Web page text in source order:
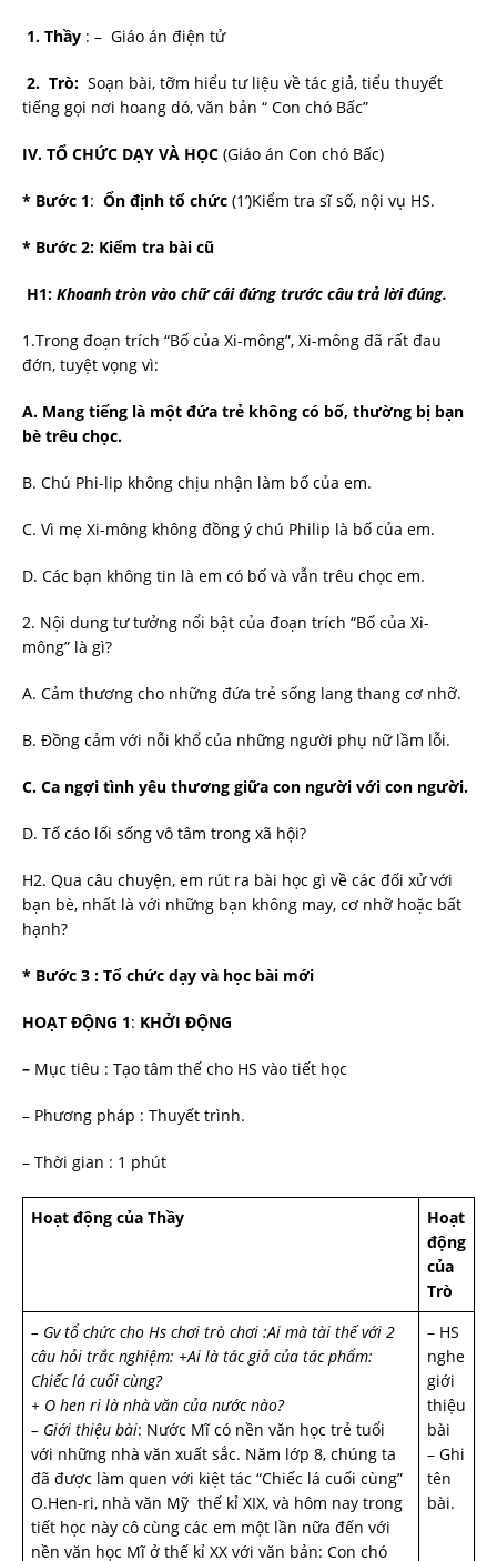
1. Thầy : – Giáo án điện tử
2. Trò: Soạn bài, tỡm hiểu tư liệu về tác giả, tiểu thuyết
tiếng gọi nơi hoang dó, văn bản “ Con chó Bấc”
IV. TỔ CHỨC DẠY VÀ HỌC (Giáo án Con chó Bấc)
* Bước 1: Ổn định tổ chức (1’)Kiểm tra sĩ số, nội vụ HS.
* Bước 2: Kiểm tra bài cũ
H1: Khoanh tròn vào chữ cái đứng trước câu trả lời đúng.
1.Trong đoạn trích “Bố của Xi-mông”, Xi-mông đã rất đau
đớn, tuyệt vọng vì:
A. Mang tiếng là một đứa trẻ không có bố, thường bị bạn
bè trêu chọc.
B. Chú Phi-lip không chịu nhận làm bố của em.
C. Vì mẹ Xi-mông không đồng ý chú Philip là bố của em.
D. Các bạn không tin là em có bố và vẫn trêu chọc em.
2. Nội dung tư tưởng nổi bật của đoạn trích “Bố của Xi-
mông” là gì?
A. Cảm thương cho những đứa trẻ sống lang thang cơ nhỡ.
B. Đồng cảm với nỗi khổ của những người phụ nữ lầm lỗi.
C. Ca ngợi tình yêu thương giữa con người với con người.
D. Tố cáo lối sống vô tâm trong xã hội?
H2. Qua câu chuyện, em rút ra bài học gì về các đối xử với
bạn bè, nhất là với những bạn không may, cơ nhỡ hoặc bất
hạnh?
* Bước 3 : Tổ chức dạy và học bài mới
HOẠT ĐỘNG 1: KHỞI ĐỘNG
– Mục tiêu : Tạo tâm thế cho HS vào tiết học
– Phương pháp : Thuyết trình.
– Thời gian : 1 phút
Hoạt động của Thầy
Hoạt
động
của
Trò
– Gv tổ chức cho Hs chơi trò chơi :Ai mà tài thế với 2
câu hỏi trắc nghiệm: +Ai là tác giả của tác phẩm:
Chiếc lá cuối cùng?
+ O hen ri là nhà văn của nước nào?
– Giới thiệu bài: Nước Mĩ có nền văn học trẻ tuổi
với những nhà văn xuất sắc. Năm lớp 8, chúng ta
đã được làm quen với kiệt tác “Chiếc lá cuối cùng”
O.Hen-ri, nhà văn Mỹ thế kỉ XIX, và hôm nay trong
tiết học này cô cùng các em một lần nữa đến với
nền văn học Mĩ ở thế kỉ XX với văn bản: Con chó
– HS
nghe
giới
thiệu
bài
– Ghi
tên
bài.